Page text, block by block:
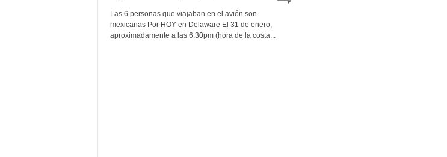
Las 6 personas que viajaban en el avión son
mexicanas Por HOY en Delaware El 31 de enero,
aproximadamente a las 6:30pm (hora de la costa...